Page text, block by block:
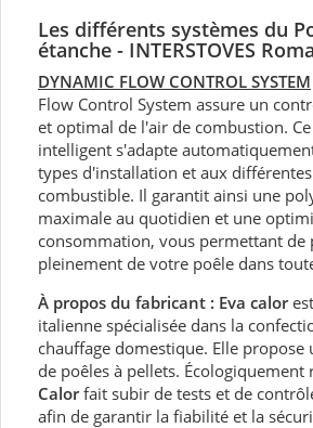
Les différents systèmes du
étanche - INTERSTOVES
DYNAMIC FLOW CONTROL SYSTEM
Flow Control System assure un
et optimal de l'air de combustion.
intelligent s'adapte
types d'installation et aux
combustible. Il garantit ainsi une
maximale au quotidien et une
consommation, vous permettant de
pleinement de votre poêle dans
À propos du fabricant : Eva calor
italienne spécialisée dans la
chauffage domestique. Elle propose
de poêles à pellets. Écologiquement
Calorfait subir de tests et de
afin de garantir la fiabilité et la